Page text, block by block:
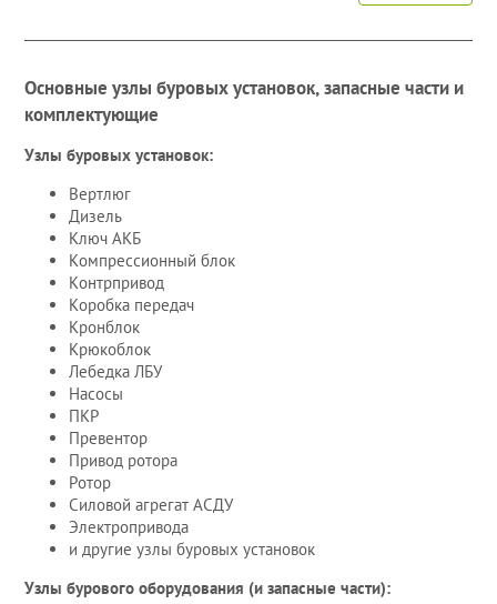
Основные узлы буровых установок, запасные части и
комплектующие
Узлы буровых установок:
Вертлюг
Дизель
Ключ АКБ
Компрессионный блок
Контрпривод
Коробка передач
Кронблок
Крюкоблок
Лебедка ЛБУ
Насосы
ПКР
Превентор
Привод ротора
Ротор
Силовой агрегат АСДУ
Электропривода
и другие узлы буровых установок
Узлы бурового оборудования (и запасные части):